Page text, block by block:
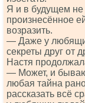
Я и в будущем не
произнесённое
возразить.
— Даже у
секреты друг от
Настя
— Может, и
любая тайна
рассказать всё